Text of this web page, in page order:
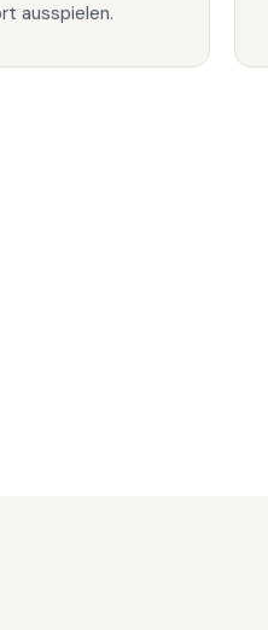
ausspielen.